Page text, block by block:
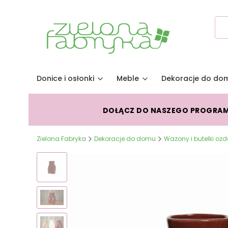
Donice i osłonki Meble Dekoracje do
DOŁĄCZ DO NASZEGO
Zielona Fabryka Dekoracje do domu Wazony i butelki